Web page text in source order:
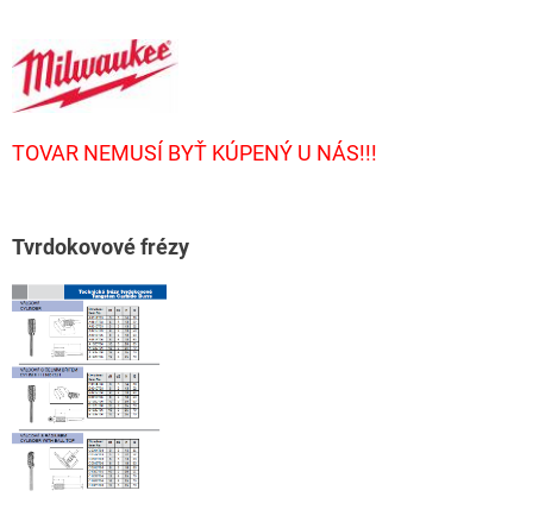
TOVAR NEMUSÍ BYŤ KÚPENÝ U NÁS!!!
Tvrdokovové frézy